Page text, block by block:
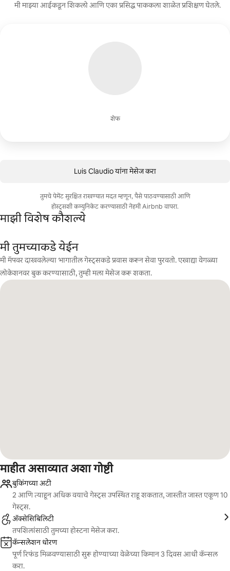
शेफ
मी माझ्या आईकडून शिकलो आणि एका प्रसिद्ध पाककला शाळेत प्रशिक्षण घेतले.
Luis Claudio यांना मेसेज करा
तुमचे पेमेंट सुरक्षित राखण्यात मदत म्हणून, पैसे पाठवण्यासाठी आणि
होस्ट्सशी कम्युनिकेट करण्यासाठी नेहमी Airbnb वापरा.
माझी विशेष कौशल्ये
मी तुमच्याकडे येईन
मी मॅपवर दाखवलेल्या भागातील गेस्ट्सकडे प्रवास करून सेवा पुरवतो. एखाद्या वेगळ्या
लोकेशनवर बुक करण्यासाठी, तुम्ही मला मेसेज करू शकता.
माहीत असाव्यात अशा गोष्टी
बुकिंगच्या अटी
2 आणि त्याहून अधिक वयाचे गेस्ट्स उपस्थित राहू शकतात, जास्तीत जास्त एकूण 10
गेस्ट्स.
ॲक्सेसिबिलिटी
तपशिलांसाठी तुमच्या होस्टना मेसेज करा.
कॅन्सलेशन धोरण
पूर्ण रिफंड मिळवण्यासाठी सुरू होण्याच्या वेळेच्या किमान 3 दिवस आधी कॅन्सल
करा.